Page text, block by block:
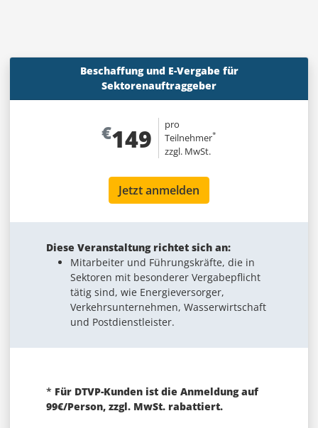
Beschaffung und E-Vergabe für
Sektorenauftraggeber
€149
pro
Teilnehmer*
zzgl. MwSt.
Jetzt anmelden
Diese Veranstaltung richtet sich an:
Mitarbeiter und Führungskräfte, die in
Sektoren mit besonderer Vergabepflicht
tätig sind, wie Energieversorger,
Verkehrsunternehmen, Wasserwirtschaft
und Postdienstleister.
* Für DTVP-Kunden ist die Anmeldung auf
99€/Person, zzgl. MwSt. rabattiert.